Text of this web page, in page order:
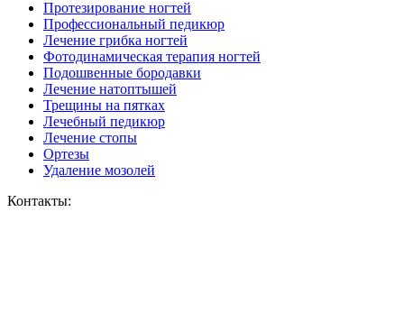
Протезирование ногтей
Профессиональный педикюр
Лечение грибка ногтей
Фотодинамическая терапия ногтей
Подошвенные бородавки
Лечение натоптышей
Трещины на пятках
Лечебный педикюр
Лечение стопы
Ортезы
Удаление мозолей
Контакты: